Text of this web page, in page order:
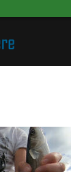
Vivere